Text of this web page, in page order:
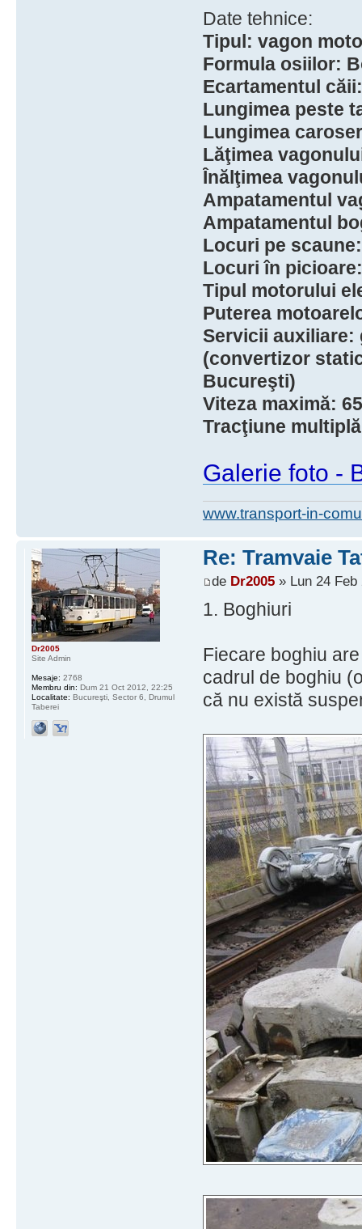
Date tehnice:
Tipul: vagon
Formula osiilor:
Ecartamentul
Lungimea peste
Lungimea
Lăţimea
Înălţimea
Ampatamentul
Ampatamentul
Locuri pe
Locuri în
Tipul motorului
Puterea
Servicii auxiliare:
(convertizor
Bucureşti)
Viteza maximă:
Tracţiune
Galerie foto -
www.transport-in-
Re: Tramvaie
de Dr2005» Lun 24 Feb
1. Boghiuri
Fiecare boghiu
cadrul de boghiu
că nu există
Dr2005
Site Admin
Mesaje: 2768
Membru din: Dum 21 Oct 2012, 22:25
Localitate: Bucureşti, Sector 6, Drumul
Taberei